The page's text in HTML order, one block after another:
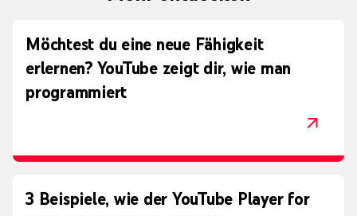
Möchtest du eine neue Fähigkeit
erlernen? YouTube zeigt dir, wie man
programmiert
3 Beispiele, wie der YouTube Player for